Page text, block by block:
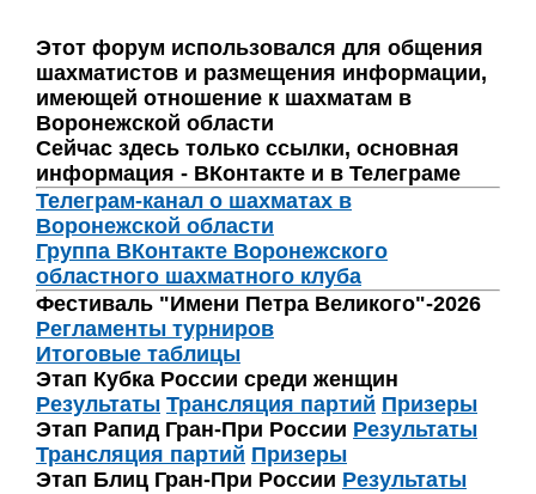
Этот форум использовался для общения
шахматистов и размещения информации,
имеющей отношение к шахматам в
Воронежской области
Сейчас здесь только ссылки, основная
информация - ВКонтакте и в Телеграме
Телеграм-канал о шахматах в
Воронежской области
Группа ВКонтакте Воронежского
областного шахматного клуба
Фестиваль "Имени Петра Великого"-2026
Регламенты турниров
Итоговые таблицы
Этап Кубка России среди женщин
Результаты Трансляция партий Призеры
Этап Рапид Гран-При России Результаты
Трансляция партий Призеры
Этап Блиц Гран-При России Результаты